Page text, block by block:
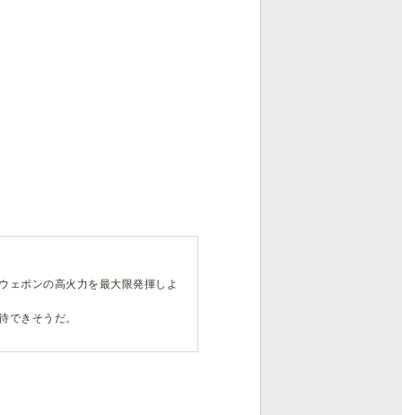
ェポンの高火力を最大限発揮しよ
できそうだ。